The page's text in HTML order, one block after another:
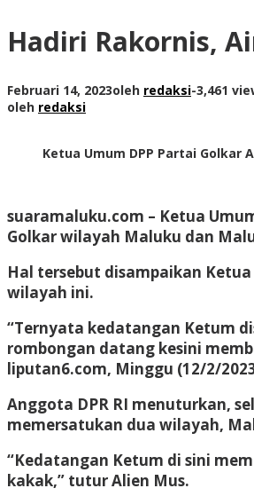
Hadiri Rakornis,
Februari 14, 2023oleh redaksi-3,461
oleh redaksi
Ketua Umum DPP Partai
suaramaluku.com – Ketua
Golkar wilayah Maluku dan
Hal tersebut disampaikan
wilayah ini.
“Ternyata kedatangan Ketum
rombongan datang kesini
liputan6.com, Minggu (12/2/
Anggota DPR RI menuturkan,
memersatukan dua wilayah,
“Kedatangan Ketum di sini
kakak,” tutur Alien Mus.